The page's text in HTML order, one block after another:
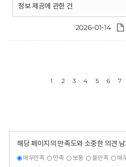
정보 제공에 관한 건
2026-01-14
1 2 3 4 5 6 7
해당 페이지의 만족도와 소중한 의견
매우만족 만족 보통 불만족 매